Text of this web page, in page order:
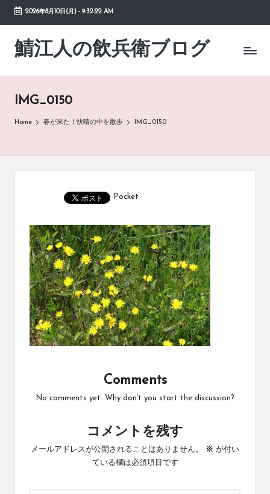
Skip
content
2026年8月10日(月)- 9:32:22 AM
鯖江人の飲兵衛ブログ
日々
の
草
IMG_0150
Home 春が来た！快晴の中を散歩 IMG_0150
Pocket
Comments
No comments yet. Why don’t you start the discussion?
コメントを残す
メールアドレスが公開されることはありません。 ※ が付い
ている欄は必須項目です